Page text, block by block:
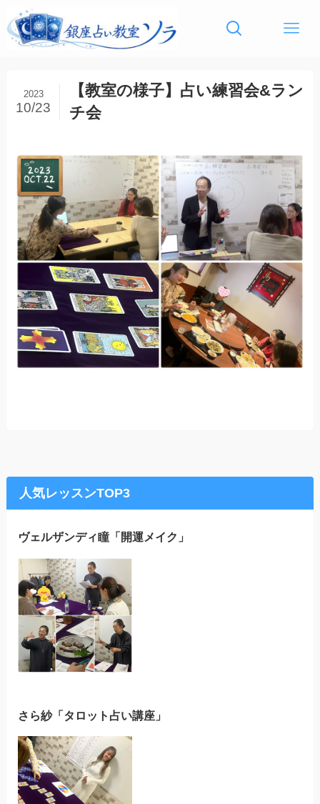
【教室の様子】占い練習会&ラン
チ会
2023
10/23
人気レッスンTOP3
ヴェルザンディ瞳「開運メイク」
さら紗「タロット占い講座」